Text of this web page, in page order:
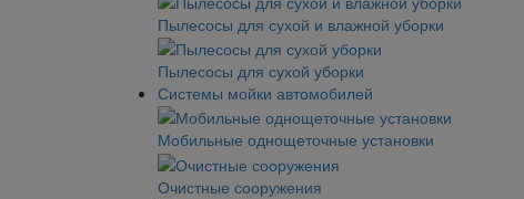
Пылесосы для сухой и влажной уборки
Пылесосы для сухой уборки
Системы мойки автомобилей
Мобильные однощеточные установки
Очистные сооружения